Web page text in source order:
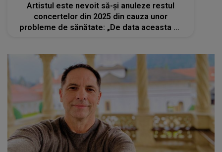
Artistul este nevoit să-și anuleze restul
concertelor din 2025 din cauza unor
probleme de sănătate: „De data aceasta mi